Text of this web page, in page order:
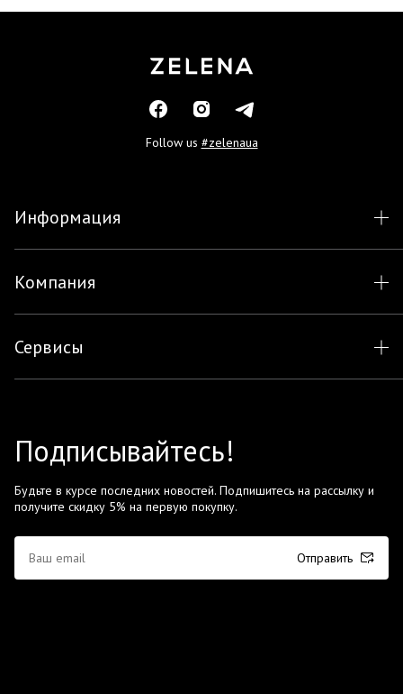
Follow us #zelenaua
Информация
Компания
Сервисы
Подписывайтесь!
Будьте в курсе последних новостей. Подпишитесь на рассылку и
получите скидку 5% на первую покупку.
Отправить